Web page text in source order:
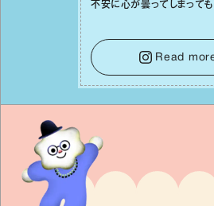
不安に⼼が曇ってしまって
⾝や疲れていそうな⼈をい
時間を使いましょう。ここで
ネルギーを蓄え、困難を乗
変えましょう。
Read